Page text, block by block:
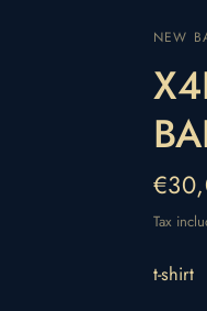
NEW
Tax
t-shirt